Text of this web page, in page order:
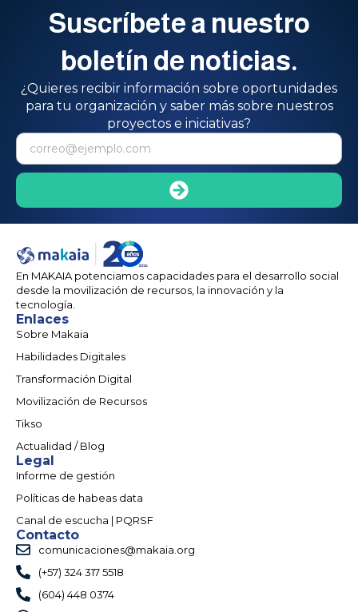
Suscríbete a nuestro
boletín de noticias.
¿Quieres recibir información sobre oportunidades
para tu organización y saber más sobre nuestros
proyectos e iniciativas?
En MAKAIA potenciamos capacidades para el desarrollo social
desde la movilización de recursos, la innovación y la
tecnología.
Enlaces
Sobre Makaia
Habilidades Digitales
Transformación Digital
Movilización de Recursos
Tikso
Actualidad / Blog
Legal
Informe de gestión
Políticas de habeas data
Canal de escucha | PQRSF
Contacto
comunicaciones@makaia.org
(+57) 324 317 5518
(604) 448 0374